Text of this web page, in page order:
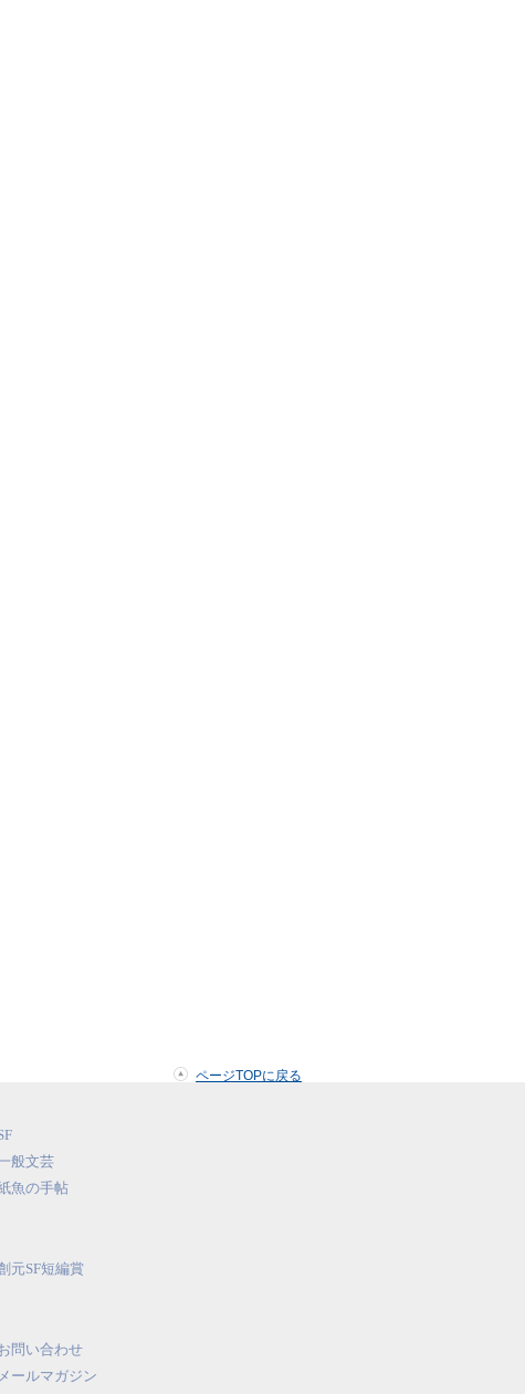
ページTOPに戻る
般文芸
魚の手帖
元SF短編賞
問い合わせ
メールマガジン